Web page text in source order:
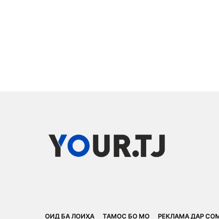
ОИД БА ЛОИҲА ТАМОС БО МО РЕКЛАМА ДАР